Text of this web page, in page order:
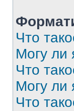
Что
Могу ли
Что
Могу ли
Что